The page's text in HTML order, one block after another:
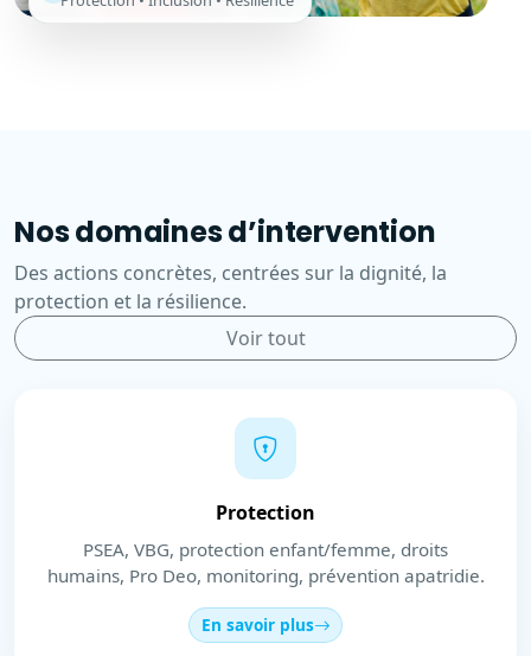
Nos domaines d’intervention
Des actions concrètes, centrées sur la dignité, la
protection et la résilience.
Voir tout
Protection
PSEA, VBG, protection enfant/femme, droits
humains, Pro Deo, monitoring, prévention apatridie.
En savoir plus